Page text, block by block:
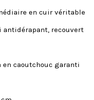
en cuir véritable
antidérapant, recouvert
caoutchouc garanti